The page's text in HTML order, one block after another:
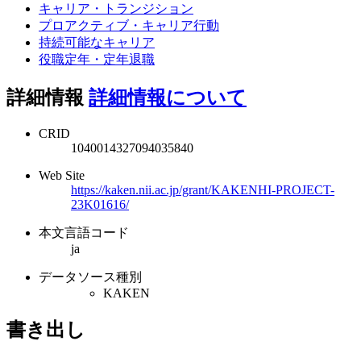
キャリア・トランジション
プロアクティブ・キャリア行動
持続可能なキャリア
役職定年・定年退職
詳細情報 詳細情報について
CRID
1040014327094035840
Web Site
https://kaken.nii.ac.jp/grant/KAKENHI-PROJECT-
23K01616/
本文言語コード
ja
データソース種別
KAKEN
書き出し